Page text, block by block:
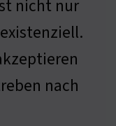
nicht nur
nach